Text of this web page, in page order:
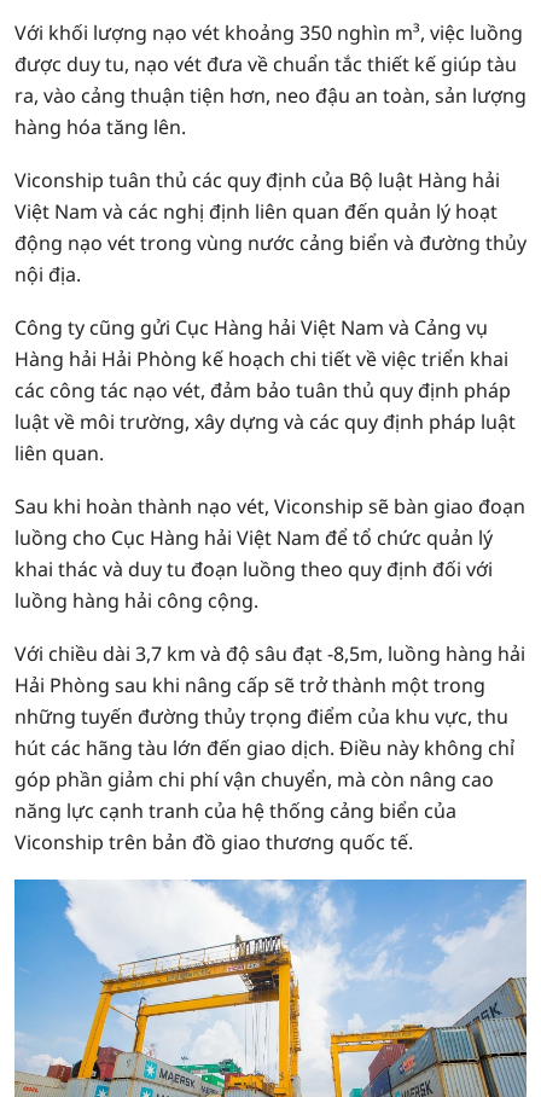
Với khối lượng nạo vét khoảng 350 nghìn m³, việc luồng
được duy tu, nạo vét đưa về chuẩn tắc thiết kế giúp tàu
ra, vào cảng thuận tiện hơn, neo đậu an toàn, sản lượng
hàng hóa tăng lên.
Viconship tuân thủ các quy định của Bộ luật Hàng hải
Việt Nam và các nghị định liên quan đến quản lý hoạt
động nạo vét trong vùng nước cảng biển và đường thủy
nội địa.
Công ty cũng gửi Cục Hàng hải Việt Nam và Cảng vụ
Hàng hải Hải Phòng kế hoạch chi tiết về việc triển khai
các công tác nạo vét, đảm bảo tuân thủ quy định pháp
luật về môi trường, xây dựng và các quy định pháp luật
liên quan.
Sau khi hoàn thành nạo vét, Viconship sẽ bàn giao đoạn
luồng cho Cục Hàng hải Việt Nam để tổ chức quản lý
khai thác và duy tu đoạn luồng theo quy định đối với
luồng hàng hải công cộng.
Với chiều dài 3,7 km và độ sâu đạt -8,5m, luồng hàng hải
Hải Phòng sau khi nâng cấp sẽ trở thành một trong
những tuyến đường thủy trọng điểm của khu vực, thu
hút các hãng tàu lớn đến giao dịch. Điều này không chỉ
góp phần giảm chi phí vận chuyển, mà còn nâng cao
năng lực cạnh tranh của hệ thống cảng biển của
Viconship trên bản đồ giao thương quốc tế.